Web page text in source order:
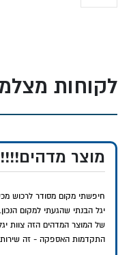
לקוחות
מוצר מדהים!!!!
חיפשתי מקום מסודר לרכוש
יגל הבנתי שהגעתי למקום
של המוצר המדהים הזה צוות
התקדמות האספקה - זה שירות vip אמיתי ! כל הכבוד